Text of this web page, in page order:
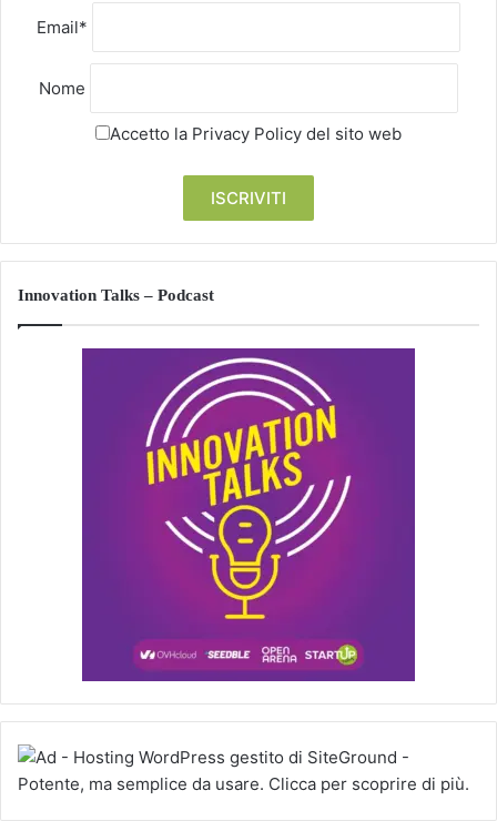
Email*
Nome
Accetto la Privacy Policy del sito web
Innovation Talks – Podcast